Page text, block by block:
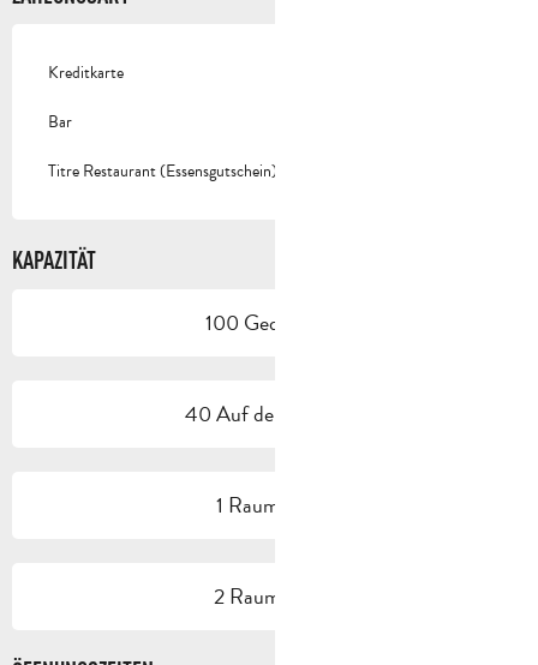
Kreditkarte
Bar
Titre Restaurant (Essensgutschein)
KAPAZITÄT
100 Gedeck(e)
40 Auf der Terrasse
1 Raum/Saal
2 Raum/Saal